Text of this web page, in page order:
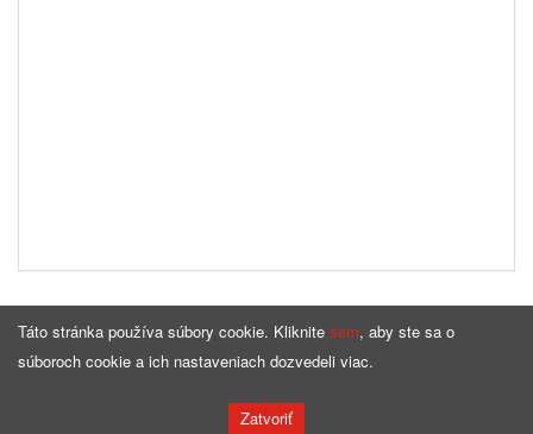
Domovská stránka Ponuka
Táto stránka používa súbory cookie. Kliknite sem, aby ste sa o
súboroch cookie a ich nastaveniach dozvedeli viac.
Zatvoriť